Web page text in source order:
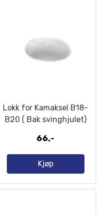
Lokk for Kamaksel B18-
B20 ( Bak svinghjulet)
66,-
Kjøp